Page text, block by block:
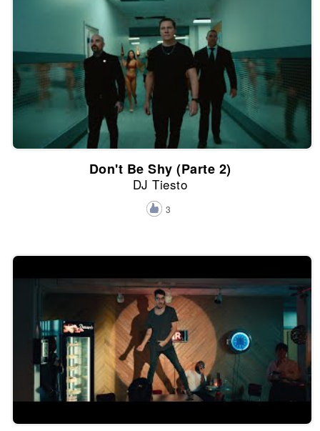
Don't Be Shy (Parte 2)
DJ Tiesto
3